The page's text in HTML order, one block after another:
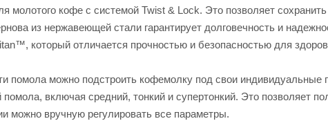
кофе с системой Twist & Lock. Это позволяет сохранить
из нержавеющей стали гарантирует долговечность и
который отличается прочностью и безопасностью для
помола можно подстроить кофемолку под свои индивидуальные
включая средний, тонкий и супертонкий. Это позволяет
можно вручную регулировать все параметры.